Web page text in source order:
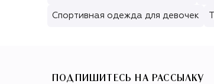
Спортивная одежда для девочек
ПОДПИШИТЕСЬ НА РАССЫЛКУ